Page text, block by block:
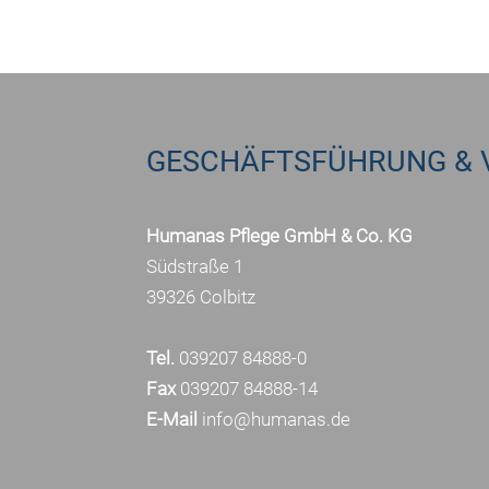
GESCHÄFTSFÜHRUNG &
Humanas Pflege GmbH & Co. KG
Südstraße 1
39326 Colbitz
Tel. 039207 84888-0
Fax039207 84888-14
E-Mail info@humanas.de